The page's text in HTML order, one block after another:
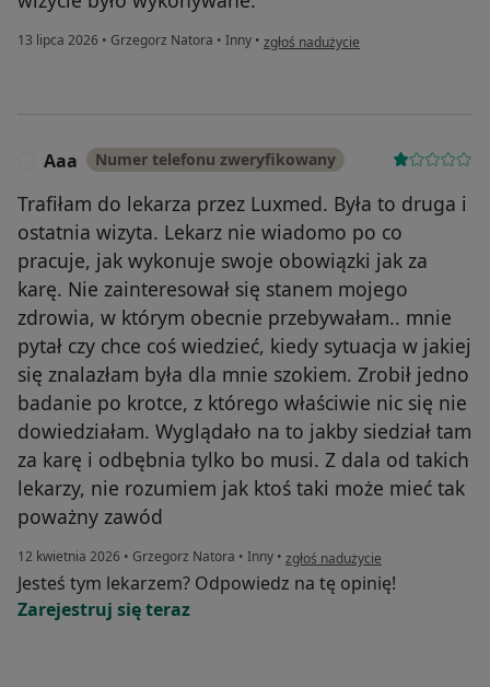
13 lipca 2026 • Grzegorz Natora • Inny • w opinii użytkownika Julita
zgłoś nadużycie
Aaa Numer telefonu zweryfikowany
Trafiłam do lekarza przez Luxmed. Była to druga i
ostatnia wizyta. Lekarz nie wiadomo po co
pracuje, jak wykonuje swoje obowiązki jak za
karę. Nie zainteresował się stanem mojego
zdrowia, w którym obecnie przebywałam.. mnie
pytał czy chce coś wiedzieć, kiedy sytuacja w jakiej
się znalazłam była dla mnie szokiem. Zrobił jedno
badanie po krotce, z którego właściwie nic się nie
dowiedziałam. Wyglądało na to jakby siedział tam
za karę i odbębnia tylko bo musi. Z dala od takich
lekarzy, nie rozumiem jak ktoś taki może mieć tak
poważny zawód
12 kwietnia 2026 • Grzegorz Natora • Inny • w opinii użytkownika Aaa
zgłoś nadużycie
Jesteś tym lekarzem? Odpowiedz na tę opinię!
Zarejestruj się teraz